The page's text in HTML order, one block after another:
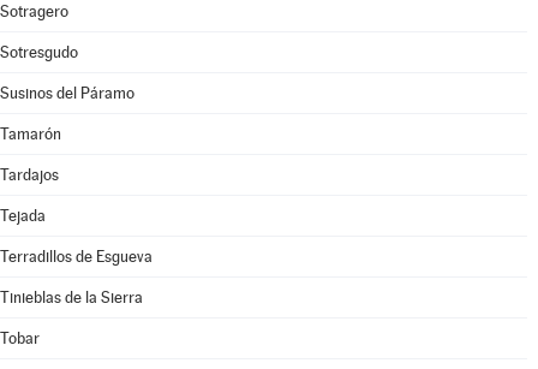
Sotragero
Sotresgudo
Susinos del Páramo
Tamarón
Tardajos
Tejada
Terradillos de Esgueva
Tinieblas de la Sierra
Tobar